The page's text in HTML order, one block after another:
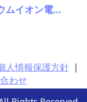
環境省 令8リチウムイオン電池等の回収・処理体制の構築等に向けた実証事業の公募結果公表
人情報保護方針 |
わせ